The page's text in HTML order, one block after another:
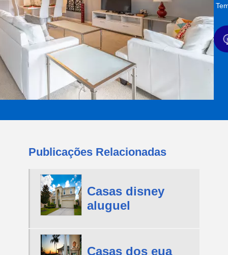
Publicações Relacionadas
Casas disney
aluguel
Casas dos eua